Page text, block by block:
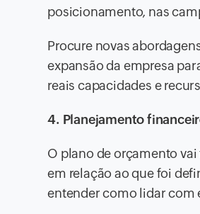
posicionamento, nas
Procure novas
expansão da empresa
reais capacidades e
4. Planejamento
O plano de orçamento
em relação ao que foi
entender como lidar com